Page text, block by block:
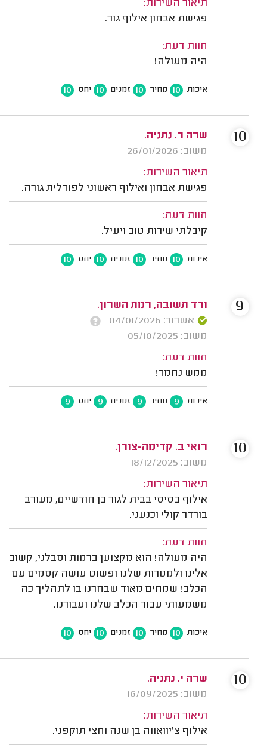
תיאור השירות:
פגישת אבחון אילוף גור.
חוות דעת:
היה מעולה!
איכות 10 מחיר 10 זמנים 10 יחס 10
שרה ר. נתניה.
משוב: 26/01/2026
תיאור השירות:
פגישת אבחון ואילוף ראשוני לפודלית גורה.
חוות דעת:
קיבלתי שירות טוב ויעיל.
איכות 10 מחיר 10 זמנים 10 יחס 10
10
ורד תשובה, רמת השרון.
אשרור: 04/01/2026
משוב: 05/10/2025
חוות דעת:
ממש נחמד!
איכות 9 מחיר 9 זמנים 9 יחס 9
9
רואי ב. קדימה-צורן.
משוב: 18/12/2025
תיאור השירות:
אילוף בסיסי בבית לגור בן חודשיים, מעורב
בורדר קולי וכנעני.
חוות דעת:
היה מעולה! הוא מקצוען ברמות וסבלני, קשוב
אלינו ולמטרות שלנו ופשוט עושה קסמים עם
הכלב! שמחים מאוד שבחרנו בו לתהליך כה
משמעותי עבור הכלב שלנו ועבורנו.
איכות 10 מחיר 10 זמנים 10 יחס 10
10
שרה י. נתניה.
משוב: 16/09/2025
תיאור השירות:
אילוף צ'יוואווה בן שנה וחצי תוקפני.
10